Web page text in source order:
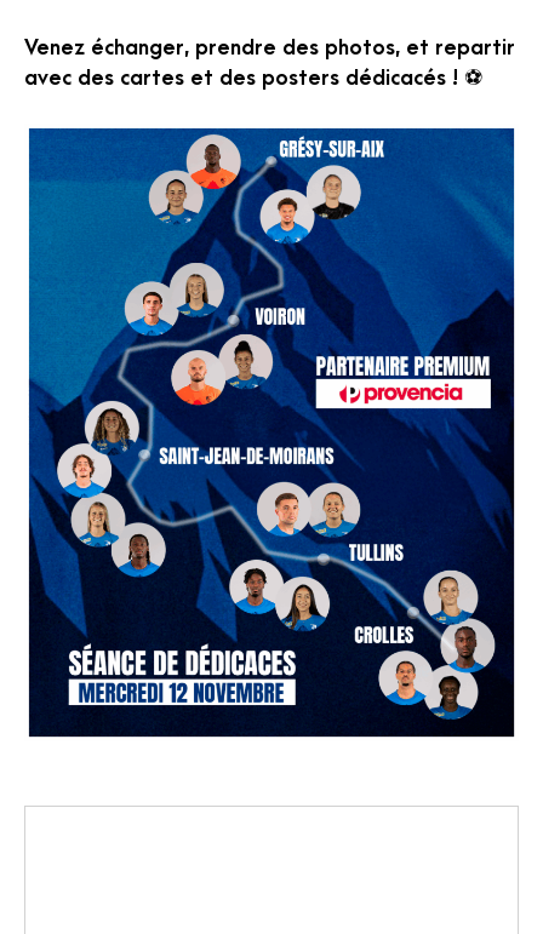
Venez échanger, prendre des photos, et repartir
avec des cartes et des posters dédicacés ! ⚽